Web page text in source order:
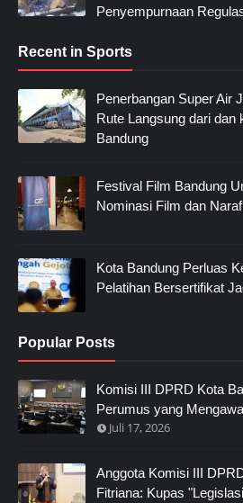
Penyempurnaan
Recent in Sports
Penerbangan Super Air
Rute Langsung dari dan
Bandung
Festival Film Bandung
Nominasi Film dan
Kota Bandung Perluas
Pelatihan Bersertifikat
Popular Posts
Komisi III DPRD Kota
Perumus yang
Juli 17, 2026
Anggota Komisi III
Fitriana: Kupas